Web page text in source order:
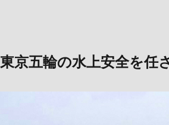
東京五輪の水上安全を任